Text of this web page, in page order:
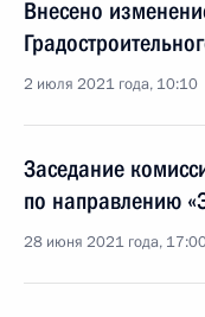
Внесено
2 июля 2021 года, 10:10
Заседание
по направлению
28 июня 2021 года,